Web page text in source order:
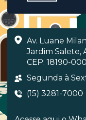
Av. Luane
Jardim Salete,
CEP: 18190-000
Segunda à
(15) 3281-7000